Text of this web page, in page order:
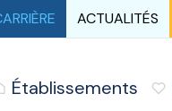
ACTUALITÉS
Établissements